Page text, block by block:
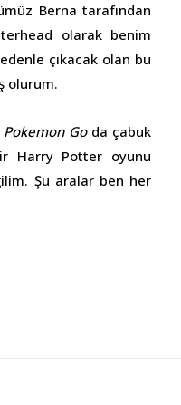
Berna tarafından
olarak benim
çıkacak olan bu
olurum.
Pokemon Goda çabuk
Harry Potter oyunu
Şu aralar ben her